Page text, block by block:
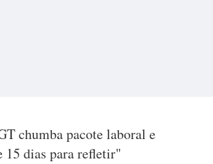
chumba pacote laboral e
15 dias para refletir"